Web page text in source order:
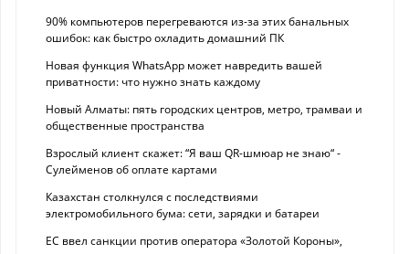
90% компьютеров перегреваются из-за этих банальных
ошибок: как быстро охладить домашний ПК
Новая функция WhatsApp может навредить вашей
приватности: что нужно знать каждому
Новый Алматы: пять городских центров, метро, трамваи и
общественные пространства
Взрослый клиент скажет: “Я ваш QR-шмюар не знаю“ -
Сулейменов об оплате картами
Казахстан столкнулся с последствиями
электромобильного бума: сети, зарядки и батареи
ЕС ввел санкции против оператора «Золотой Короны»,